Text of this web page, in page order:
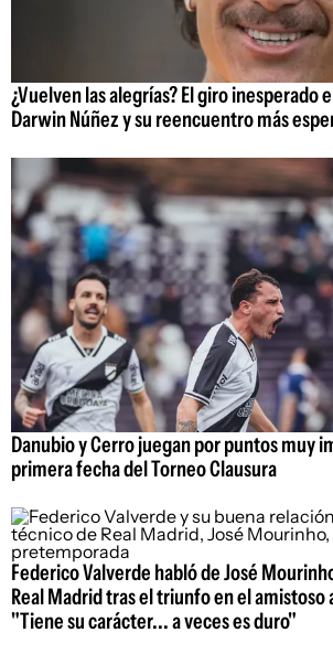
¿Vuelven las alegrías? El giro inesperado
Darwin Núñez y su reencuentro más
Danubio y Cerro juegan por puntos muy
primera fecha del Torneo Clausura
Federico Valverde habló de José
Real Madrid tras el triunfo en el amistoso
"Tiene su carácter... a veces es duro"